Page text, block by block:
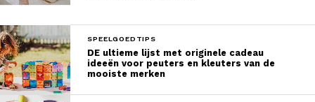
SPEELGOEDTIPS
DE ultieme lijst met originele cadeau
ideeën voor peuters en kleuters van de
mooiste merken